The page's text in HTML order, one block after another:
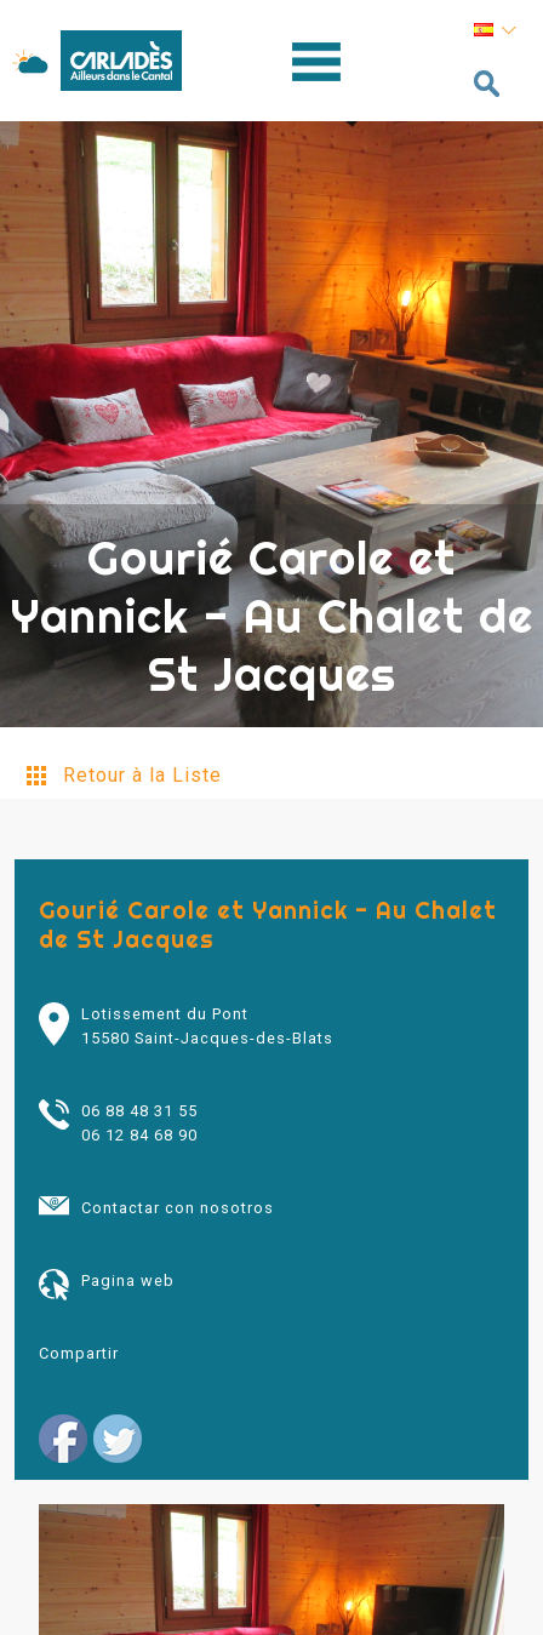
Gourié Carole et
Yannick - Au Chalet de
St Jacques
Retour à la Liste
Gourié Carole et Yannick - Au Chalet
de St Jacques
Lotissement du Pont
15580 Saint-Jacques-des-Blats
06 88 48 31 55
06 12 84 68 90
Contactar con nosotros
Pagina web
Compartir